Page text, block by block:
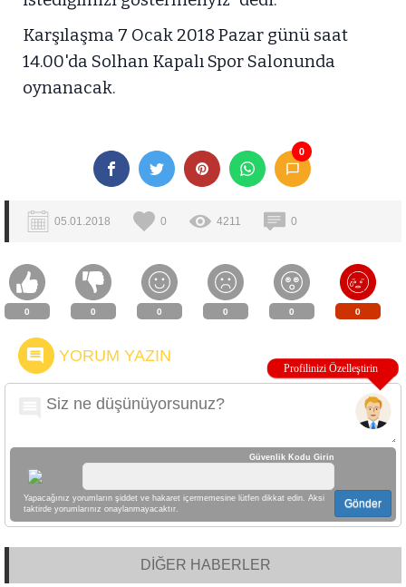
Karşılaşma 7 Ocak 2018 Pazar günü saat
14.00'da Solhan Kapalı Spor Salonunda
oynanacak.
0
05.01.2018 0 4211 0
0 0 0 0 0 0
YORUM YAZIN
Güvenlik Kodu Girin
Yapacağınız yorumların şiddet ve hakaret içermemesine lütfen dikkat edin. Aksi
taktirde yorumlarınız onaylanmayacaktır.
Gönder
DİĞER HABERLER